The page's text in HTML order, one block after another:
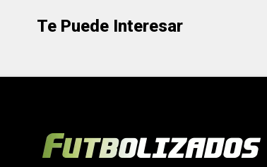
Te Puede Interesar